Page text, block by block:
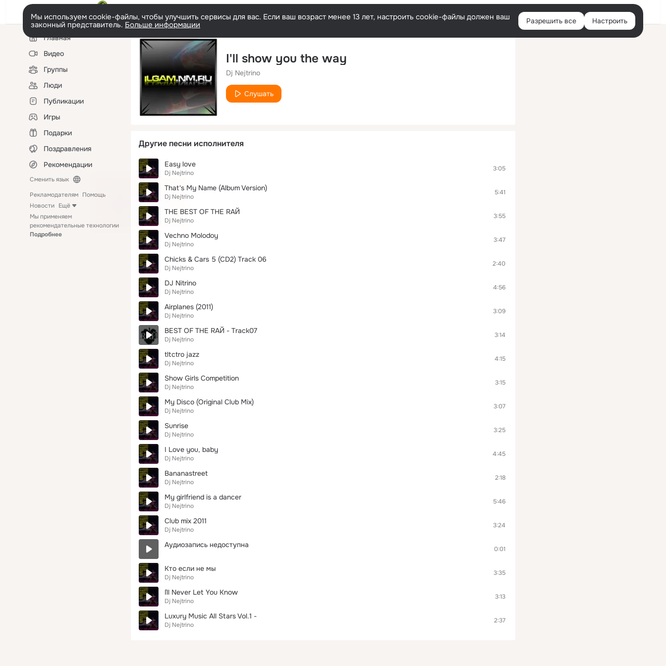
Войти
Мы используем cookie-файлы, чтобы улучшить сервисы для вас. Если ваш возраст менее 13 лет, настроить cookie-файлы должен ваш
законный представитель. Больше информации Разрешить все Настроить
Левая
колонкаГлавная
Видео
Группы
Люди
Публикации
Игры
Подарки
Поздравления
Рекомендации
Сменить язык
Рекламодателям Помощь
Новости Ещё
Мы применяем
рекомендательные технологии
Подробнее
I'll show you the way
Dj Nejtrino
Слушать
Другие песни исполнителя
Easy love
Dj Nejtrino
3:05
That's My Name (Album Version)
Dj Nejtrino
5:41
THE BEST OF THE RAЙ
Dj Nejtrino
3:55
Vechno Molodoy
Dj Nejtrino
3:47
Chiсks & Cars 5 (CD2) Track 06
Dj Nejtrino
2:40
DJ Nitrino
Dj Nejtrino
4:56
Airplanes (2011)
Dj Nejtrino
3:09
BEST OF THE RAЙ - Track07
Dj Nejtrino
3:14
tltctro jazz
Dj Nejtrino
4:15
Show Girls Competition
Dj Nejtrino
3:15
My Disco (Original Club Mix)
Dj Nejtrino
3:07
Sunrise
Dj Nejtrino
3:25
I Love you, baby
Dj Nejtrino
4:45
Bananastreet
Dj Nejtrino
2:18
My girlfriend is a dancer
Dj Nejtrino
5:46
Club mix 2011
Dj Nejtrino
3:24
Аудиозапись недоступна 0:01
Кто если не мы
Dj Nejtrino
3:35
I`ll Never Let You Know
Dj Nejtrino
3:13
Luxury Music All Stars Vol.1 -
Dj Nejtrino
2:37